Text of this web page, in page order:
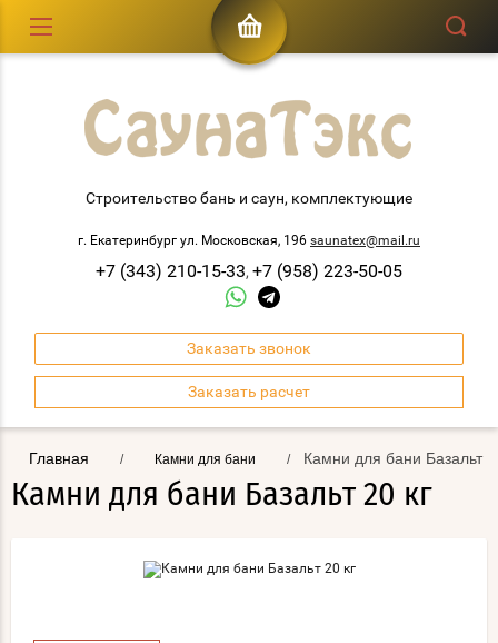
Строительство бань и саун, комплектующие
г. Екатеринбург ул. Московская, 196 saunatex@mail.ru
+7 (343) 210-15-33, +7 (958) 223-50-05
Заказать звонок
Заказать расчет
Главная / Камни для бани / Камни для бани Базальт
Камни для бани Базальт 20 кг